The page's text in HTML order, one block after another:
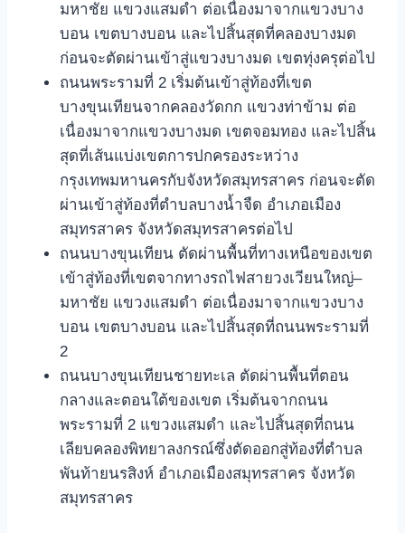
มหาชัย แขวงแสมดำ ต่อเนื่องมาจากแขวงบาง
บอน เขตบางบอน และไปสิ้นสุดที่คลองบางมด
ก่อนจะตัดผ่านเข้าสู่แขวงบางมด เขตทุ่งครุต่อไป
ถนนพระรามที่ 2 เริ่มต้นเข้าสู่ท้องที่เขต
บางขุนเทียนจากคลองวัดกก แขวงท่าข้าม ต่อ
เนื่องมาจากแขวงบางมด เขตจอมทอง และไปสิ้น
สุดที่เส้นแบ่งเขตการปกครองระหว่าง
กรุงเทพมหานครกับจังหวัดสมุทรสาคร ก่อนจะตัด
ผ่านเข้าสู่ท้องที่ตำบลบางน้ำจืด อำเภอเมือง
สมุทรสาคร จังหวัดสมุทรสาครต่อไป
ถนนบางขุนเทียน ตัดผ่านพื้นที่ทางเหนือของเขต
เข้าสู่ท้องที่เขตจากทางรถไฟสายวงเวียนใหญ่–
มหาชัย แขวงแสมดำ ต่อเนื่องมาจากแขวงบาง
บอน เขตบางบอน และไปสิ้นสุดที่ถนนพระรามที่
2
ถนนบางขุนเทียนชายทะเล ตัดผ่านพื้นที่ตอน
กลางและตอนใต้ของเขต เริ่มต้นจากถนน
พระรามที่ 2 แขวงแสมดำ และไปสิ้นสุดที่ถนน
เลียบคลองพิทยาลงกรณ์ซึ่งตัดออกสู่ท้องที่ตำบล
พันท้ายนรสิงห์ อำเภอเมืองสมุทรสาคร จังหวัด
สมุทรสาคร